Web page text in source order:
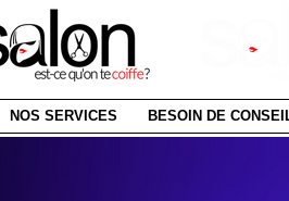
NOS SERVICES BESOIN DE